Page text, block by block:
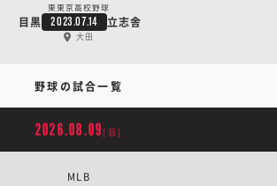
東東京高校野球
目黒 2023.07.14 立志舎
大田
野球の試合一覧
2026.08.09 [日]
MLB